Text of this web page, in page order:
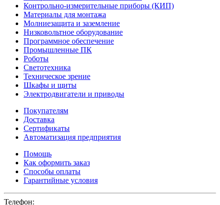
Контрольно-измерительные приборы (КИП)
Материалы для монтажа
Молниезащита и заземление
Низковольтное оборудование
Программное обеспечение
Промышленные ПК
Роботы
Светотехника
Техническое зрение
Шкафы и щиты
Электродвигатели и приводы
Покупателям
Доставка
Сертификаты
Автоматизация предприятия
Помощь
Как оформить заказ
Способы оплаты
Гарантийные условия
Телефон: